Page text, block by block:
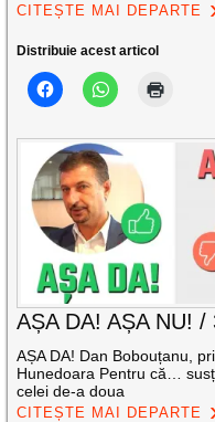
CITEȘTE MAI DEPARTE
Distribuie acest articol
AȘA DA! AȘA NU! /
AȘA DA! Dan Bobouțanu,
Hunedoara Pentru că…
celei de-a doua
CITEȘTE MAI DEPARTE